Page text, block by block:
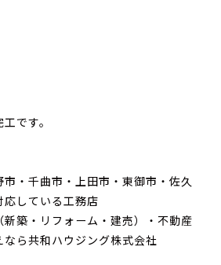
です。
・千曲市・上田市・東御市・佐久
している工務店
築・リフォーム・建売）・不動産
なら共和ハウジング株式会社